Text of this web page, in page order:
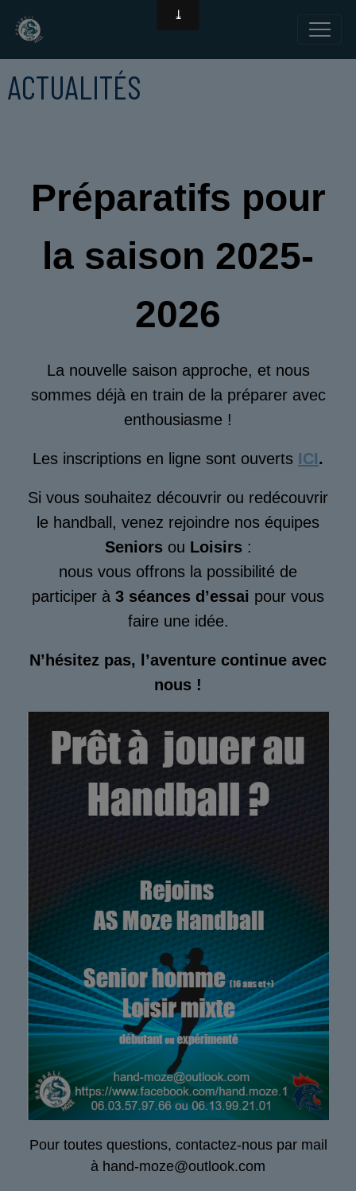
ACTUALITÉS
Préparatifs pour
la saison 2025-
2026
La nouvelle saison approche, et nous
sommes déjà en train de la préparer avec
enthousiasme !
Les inscriptions en ligne sont ouverts ICI.
Si vous souhaitez découvrir ou redécouvrir
le handball, venez rejoindre nos équipes
Seniorsou Loisirs:
nous vous offrons la possibilité de
participer à 3 séances d’essai pour vous
faire une idée.
N’hésitez pas, l’aventure continue avec
nous !
Pour toutes questions, contactez-nous par mail
à hand-moze@outlook.com